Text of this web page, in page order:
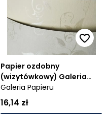
Papier ozdobny
(wizytówkowy) Galeria
Papieru Liana A4 -
kremowy 230 g (203902)
Galeria Papieru
16,14 zł